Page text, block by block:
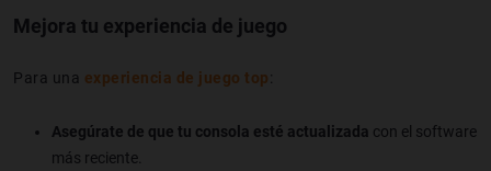
Mejora tu experiencia de juego
Para una experiencia de juego top:
Asegúrate de que tu consola esté actualizada con el software
más reciente.